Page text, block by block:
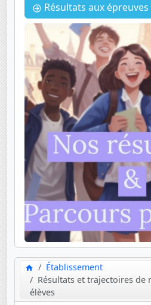
Résultats aux épreuves
Établissement
Résultats et trajectoires de
élèves